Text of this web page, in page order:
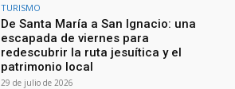
TURISMO
De Santa María a San Ignacio: una
escapada de viernes para
redescubrir la ruta jesuítica y el
patrimonio local
29 de julio de 2026